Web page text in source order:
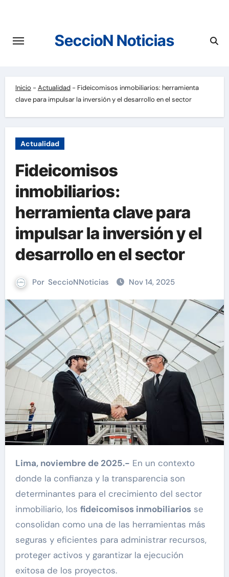
contenido
SeccioN Noticias
Inicio - Actualidad- Fideicomisos inmobiliarios: herramienta
clave para impulsar la inversión y el desarrollo en el sector
Actualidad
Fideicomisos
inmobiliarios:
herramienta clave para
impulsar la inversión y el
desarrollo en el sector
Por SeccioNNoticias Nov 14, 2025
Lima, noviembre de 2025.- En un contexto
donde la confianza y la transparencia son
determinantes para el crecimiento del sector
inmobiliario, los fideicomisos inmobiliariosse
consolidan como una de las herramientas más
seguras y eficientes para administrar recursos,
proteger activos y garantizar la ejecución
exitosa de los proyectos.